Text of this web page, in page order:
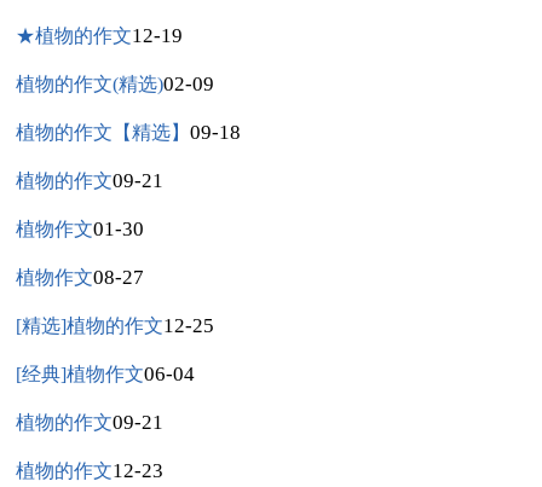
★植物的作文12-19
植物的作文(精选)02-09
植物的作文【精选】09-18
植物的作文09-21
植物作文01-30
植物作文08-27
[精选]植物的作文12-25
[经典]植物作文06-04
植物的作文09-21
植物的作文12-23